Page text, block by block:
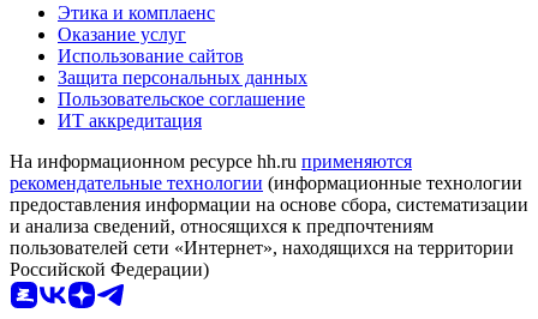
Этика и комплаенс
Оказание услуг
Использование сайтов
Защита персональных данных
Пользовательское соглашение
ИТ аккредитация
На информационном ресурсе hh.ru применяются
рекомендательные технологии (информационные технологии
предоставления информации на основе сбора, систематизации
и анализа сведений, относящихся к предпочтениям
пользователей сети «Интернет», находящихся на территории
Российской Федерации)